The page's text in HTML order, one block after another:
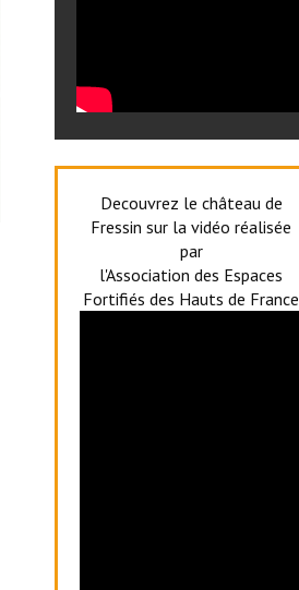
Decouvrez le château de
Fressin sur la vidéo réalisée
par
l'Association des Espaces
Fortifiés des Hauts de France